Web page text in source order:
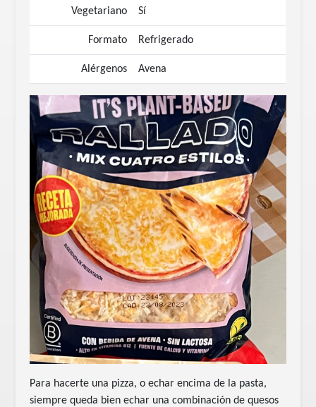
Vegetariano Sí
Formato Refrigerado
Alérgenos Avena
Para hacerte una pizza, o echar encima de la pasta,
siempre queda bien echar una combinación de quesos